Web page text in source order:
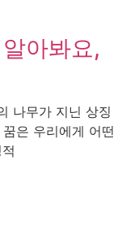
아봐요,
나무가 지닌 상징
은 우리에게 어떤